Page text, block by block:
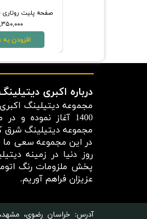
۱,۳۵۰,۰۰۰
افزودن
درباره اکبری
مجموعه دیتیلینگ
1400 آغاز نموده
مجموعه دیتیلینگ شرق
در این مجموعه سعی ما
روز دنیا در زمینه
پخش ملزومات رنگ
عزیزان فراهم آوریم.​​​​​​​
آدرس: خراسان رضوی، مشهد،